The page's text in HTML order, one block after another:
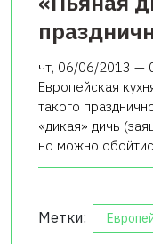
чт, 06/06/2013 —
Европейская
такого
«дикая» дичь
но можно
Метки: